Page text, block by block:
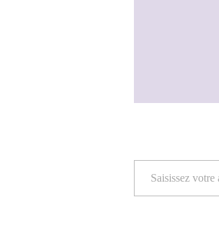
Saisissez votre adresse e-mail…